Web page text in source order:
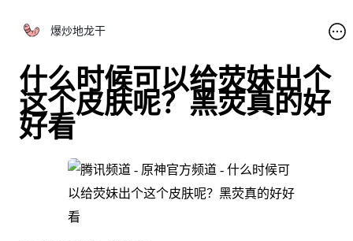
爆炒地龙干
什么时候可以给荧妹出个
这个皮肤呢？黑荧真的好
好看